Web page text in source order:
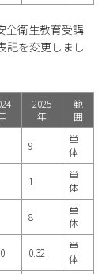
全衛生教育受講
記を変更しまし
2025
年
範
囲
9
単
体
1
単
体
8
単
体
0.32
単
体